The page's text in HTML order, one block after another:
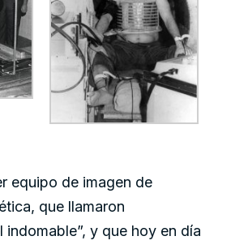
equipo de imagen de
que llamaron
indomable”, y que hoy en día